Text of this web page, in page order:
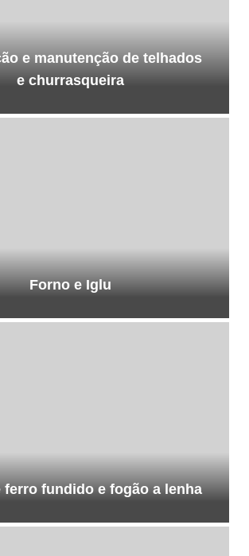
e manutenção de telhados
e churrasqueira
Forno e Iglu
ferro fundido e fogão a lenha